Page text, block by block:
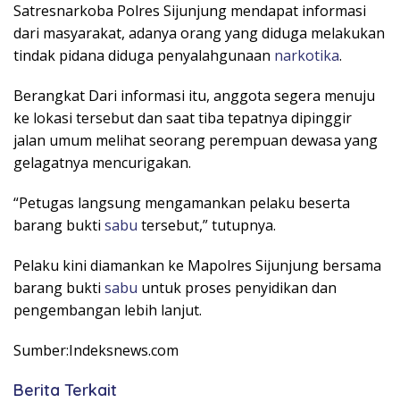
Satresnarkoba Polres Sijunjung mendapat informasi
dari masyarakat, adanya orang yang diduga melakukan
tindak pidana diduga penyalahgunaan narkotika.
Berangkat Dari informasi itu, anggota segera menuju
ke lokasi tersebut dan saat tiba tepatnya dipinggir
jalan umum melihat seorang perempuan dewasa yang
gelagatnya mencurigakan.
“Petugas langsung mengamankan pelaku beserta
barang bukti sabu tersebut,” tutupnya.
Pelaku kini diamankan ke Mapolres Sijunjung bersama
barang bukti sabu untuk proses penyidikan dan
pengembangan lebih lanjut.
Sumber:Indeksnews.com
Berita Terkait